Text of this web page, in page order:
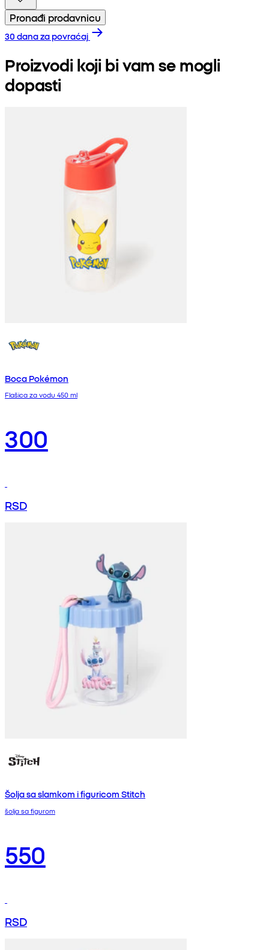
Pronađi prodavnicu
30 dana za povraćaj
Proizvodi koji bi vam se mogli
dopasti
Boca Pokémon
Flašica za vodu 450 ml
300
RSD
Šolja sa slamkom i figuricom Stitch
šolja sa figurom
550
RSD